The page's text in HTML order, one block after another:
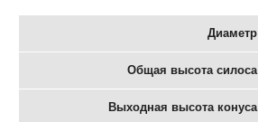
Диаметр
Общая высота силоса
Выходная высота конуса